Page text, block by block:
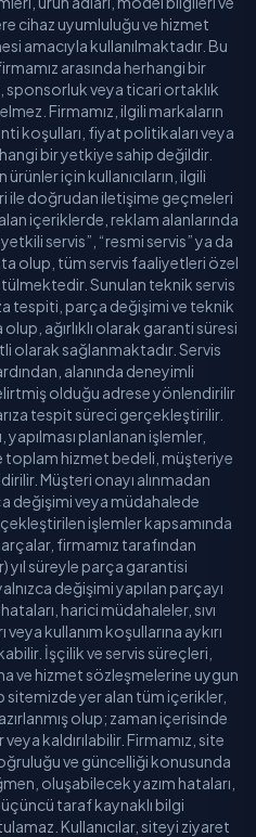
cihaz uyumluluğu ve hizmet
amacıyla kullanılmaktadır. Bu
arasında herhangi bir
veya ticari ortaklık
Firmamız, ilgili markaların
koşulları, fiyat politikaları veya
bir yetkiye sahip değildir.
için kullanıcıların, ilgili
ile doğrudan iletişime geçmeleri
içeriklerde, reklam alanlarında
servis”, “resmi servis” ya da
olup, tüm servis faaliyetleri özel
Sunulan teknik servis
tespiti, parça değişimi ve teknik
ağırlıklı olarak garanti süresi
olarak sağlanmaktadır. Servis
alanında deneyimli
olduğu adrese yönlendirilir
tespit süreci gerçekleştirilir.
planlanan işlemler,
toplam hizmet bedeli, müşteriye
Müşteri onayı alınmadan
değişimi veya müdahalede
işlemler kapsamında
firmamız tarafından
yıl süreyle parça garantisi
değişimi yapılan parçayı
harici müdahaleler, sıvı
kullanım koşullarına aykırı
İşçilik ve servis süreçleri,
ve hizmet sözleşmelerine uygun
yer alan tüm içerikler,
olup; zaman içerisinde
kaldırılabilir. Firmamız, site
ve güncelliği konusunda
oluşabilecek yazım hataları,
taraf kaynaklı bilgi
Kullanıcılar, siteyi ziyaret